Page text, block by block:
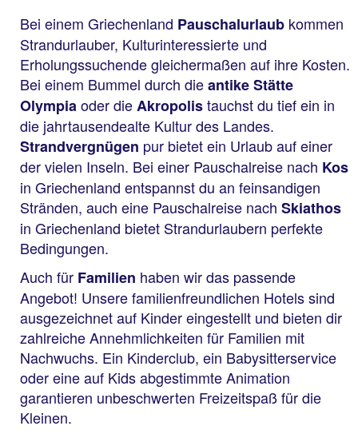
Bei einem Griechenland Pauschalurlaub kommen
Strandurlauber, Kulturinteressierte und
Erholungssuchende gleichermaßen auf ihre Kosten.
Bei einem Bummel durch dieantike Stätte
Olympiaoder dieAkropolistauchst du tief ein in
die jahrtausendealte Kultur des Landes.
Strandvergnügen pur bietet ein Urlaub auf einer
der vielen Inseln. Bei einer Pauschalreise nach Kos
in Griechenland entspannst du an feinsandigen
Stränden, auch eine Pauschalreise nach Skiathos
in Griechenland bietet Strandurlaubern perfekte
Bedingungen.
Auch für Familien haben wir das passende
Angebot! Unsere familienfreundlichen Hotels sind
ausgezeichnet auf Kinder eingestellt und bieten dir
zahlreiche Annehmlichkeiten für Familien mit
Nachwuchs. Ein Kinderclub, ein Babysitterservice
oder eine auf Kids abgestimmte Animation
garantieren unbeschwerten Freizeitspaß für die
Kleinen.